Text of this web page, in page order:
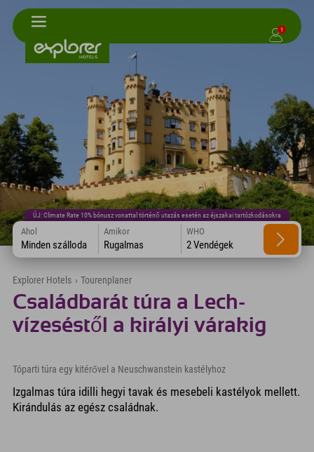
1
ÚJ: Climate Rate 10% bónusz vonattal történő utazás esetén az éjszakai tartózkodásokra
Ahol
Minden szálloda
Amikor
Rugalmas
WHO
2 Vendégek
Explorer Hotels › Tourenplaner
Családbarát túra a Lech-
vízeséstől a királyi várakig
Tóparti túra egy kitérővel a Neuschwanstein kastélyhoz
Izgalmas túra idilli hegyi tavak és mesebeli kastélyok mellett.
Kirándulás az egész családnak.